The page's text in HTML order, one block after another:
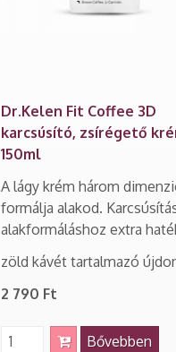
Dr.Kelen Fit Coffee 3D
karcsúsító, zsírégető
150ml
A lágy krém három
formálja alakod.
alakformáláshoz extra
zöld kávét tartalmazó
2 790 Ft
Bővebben